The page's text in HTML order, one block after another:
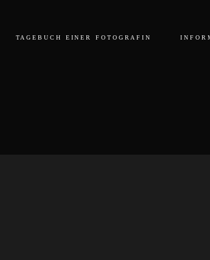
TAGEBUCH EINER FOTOGRAFIN